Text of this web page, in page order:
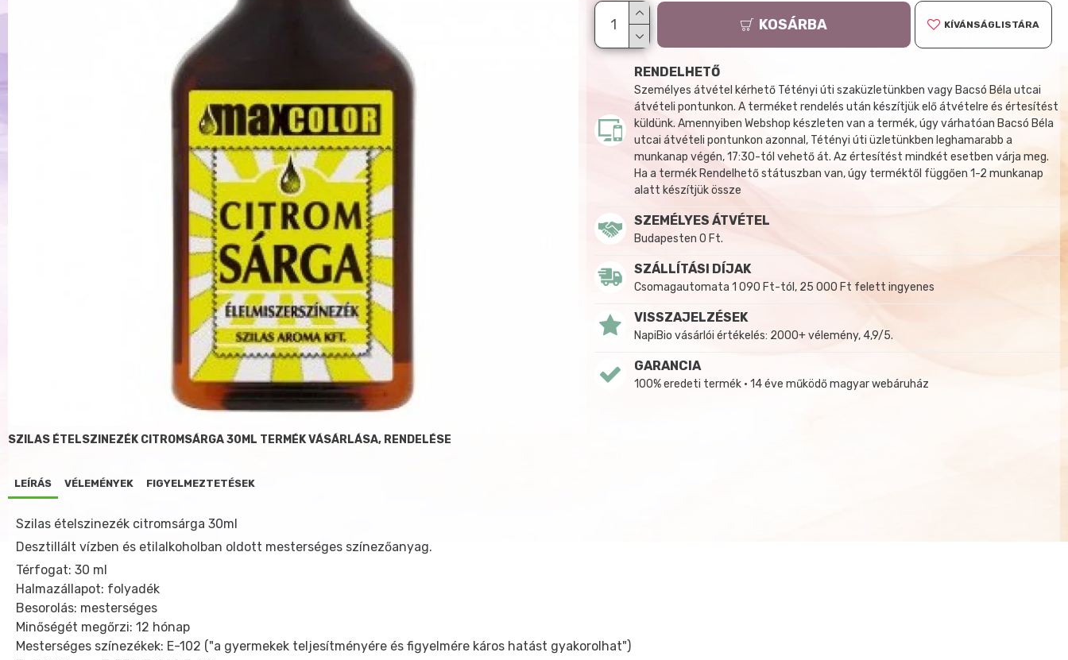
KOSÁRBA KÍVÁNSÁGLISTÁRA
RENDELHETŐ
Személyes átvétel kérhető Tétényi úti szaküzletünkben vagy Bacsó Béla utcai
átvételi pontunkon. A terméket rendelés után készítjük elő átvételre és értesítést
küldünk. Amennyiben Webshop készleten van a termék, úgy várhatóan Bacsó Béla
utcai átvételi pontunkon azonnal, Tétényi úti üzletünkben leghamarabb a
munkanap végén, 17:30-tól vehető át. Az értesítést mindkét esetben várja meg.
Ha a termék Rendelhető státuszban van, úgy terméktől függően 1-2 munkanap
alatt készítjük össze
SZEMÉLYES ÁTVÉTEL
Budapesten 0 Ft.
SZÁLLÍTÁSI DÍJAK
Csomagautomata 1 090 Ft-tól, 25 000 Ft felett ingyenes
VISSZAJELZÉSEK
NapiBio vásárlói értékelés: 2000+ vélemény, 4,9/5.
GARANCIA
100% eredeti termék • 14 éve működő magyar webáruház
SZILAS ÉTELSZINEZÉK CITROMSÁRGA 30ML TERMÉK VÁSÁRLÁSA, RENDELÉSE
LEÍRÁS VÉLEMÉNYEK FIGYELMEZTETÉSEK
Szilas ételszinezék citromsárga 30ml
Desztillált vízben és etilalkoholban oldott mesterséges színezőanyag.
Térfogat: 30 ml
Halmazállapot: folyadék
Besorolás: mesterséges
Minőségét megőrzi: 12 hónap
Mesterséges színezékek: E-102 ("a gyermekek teljesítményére és figyelmére káros hatást gyakorolhat")